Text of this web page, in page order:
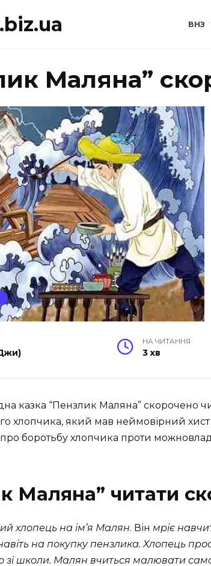
ВНЗ
Маляна”
НА ЧИТАННЯ
3 хв
казка “Пензлик Маляна” скорочено
хлопчика, який мав неймовірний
про боротьбу хлопчика проти
Маляна” читати
хлопець на ім’я Малян. Він мріє
на покупку пензлика. Хлопець
зі школи. Малян вчиться малювати